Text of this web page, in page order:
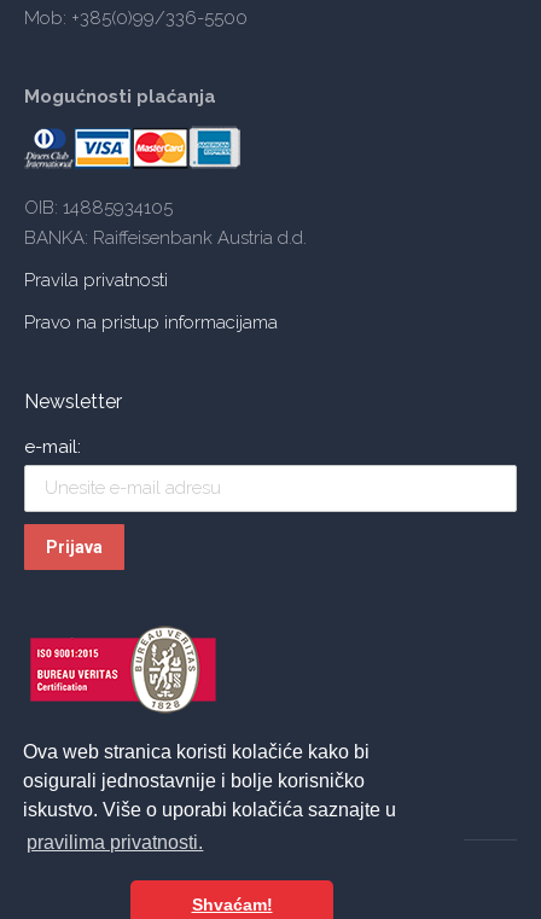
Ova web stranica koristi kolačiće kako bi
osigurali jednostavnije i bolje korisničko
iskustvo. Više o uporabi kolačića saznajte u
pravilima privatnosti.
Shvaćam!
Mob: +385(0)99/336-5500
Mogućnosti plaćanja
OIB: 14885934105
BANKA: Raiffeisenbank Austria d.d.
Pravila privatnosti
Pravo na pristup informacijama
Newsletter
e-mail: